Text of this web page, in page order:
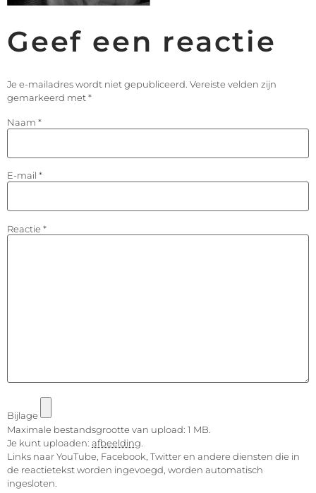
Geef een reactie
Je e-mailadres wordt niet gepubliceerd. Vereiste velden zijn
gemarkeerd met*
Naam *
E-mail *
Reactie *
Bijlage
Maximale bestandsgrootte van upload: 1 MB.
Je kunt uploaden: afbeelding
Links naar YouTube, Facebook, Twitter en andere diensten die in
de reactietekst worden ingevoegd, worden automatisch
ingesloten.